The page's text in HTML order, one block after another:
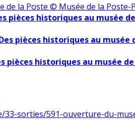
de la Poste © Musée de la Poste-
pièces historiques au musée
pièces historiques au
pièces historiques au musée
sorties/591-ouverture-du-